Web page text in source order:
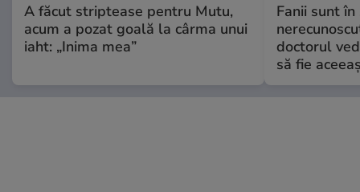
A făcut striptease pentru Mutu,
acum a pozat goală la cârma unui
iaht: „Inima mea”
Fanii sunt în
doctorul
să fie